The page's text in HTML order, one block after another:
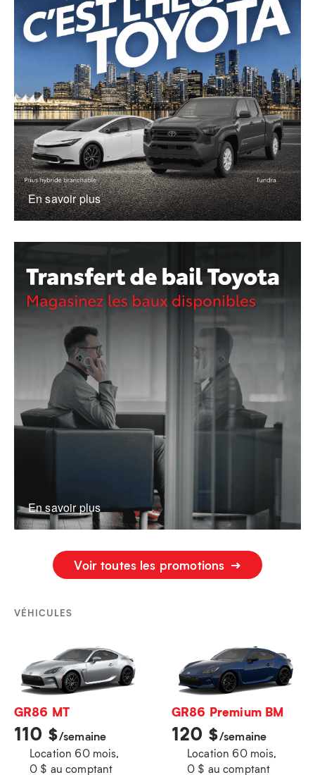
En savoir plus
En savoir plus
Voir toutes les promotions
VÉHICULES
GR86 MT
110 $/semaine
Location 60 mois,
0 $ au comptant
GR86 Premium BM
120 $/semaine
Location 60 mois,
0 $ au comptant